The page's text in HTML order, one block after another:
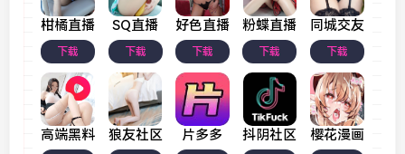
柑橘直播
下载
SQ直播
下载
好色直播
下载
粉蝶直播
下载
同城交友
下载
高端黑料 狼友社区 片多多 抖阴社区 樱花漫画